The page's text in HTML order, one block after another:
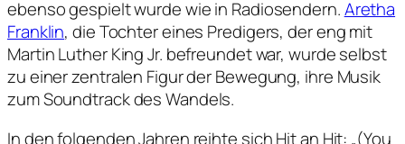
ebenso gespielt wurde wie in Radiosendern.Aretha
Franklin, die Tochter eines Predigers, der eng mit
Martin Luther King Jr. befreundet war, wurde selbst
zu einer zentralen Figur der Bewegung, ihre Musik
zum Soundtrack des Wandels.
In den folgenden Jahren reihte sich Hit an Hit: „(You